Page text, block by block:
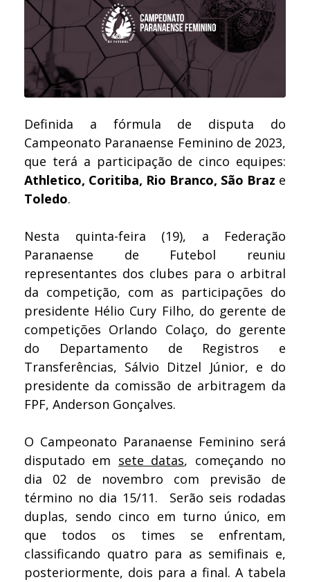
Definida a fórmula de disputa do
Campeonato Paranaense Feminino de 2023,
que terá a participação de cinco equipes:
Athletico, Coritiba, Rio Branco, São Braz e
Toledo.
Nesta quinta-feira (19), a Federação
Paranaense de Futebol reuniu
representantes dos clubes para o arbitral
da competição, com as participações do
presidente Hélio Cury Filho, do gerente de
competições Orlando Colaço, do gerente
do Departamento de Registros e
Transferências, Sálvio Ditzel Júnior, e do
presidente da comissão de arbitragem da
FPF, Anderson Gonçalves.
O Campeonato Paranaense Feminino será
disputado em sete datas, começando no
dia 02 de novembro com previsão de
término no dia 15/11. Serão seis rodadas
duplas, sendo cinco em turno único, em
que todos os times se enfrentam,
classificando quatro para as semifinais e,
posteriormente, dois para a final. A tabela